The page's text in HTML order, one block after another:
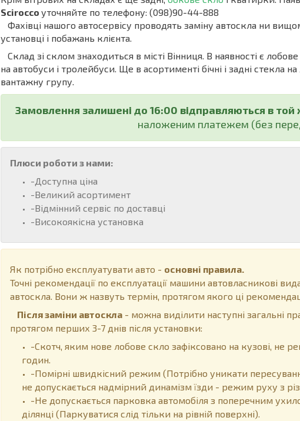
Scirocco уточняйте по телефону: (098)90-44-888
Фахівці нашого автосервісу проводять заміну автоскла ни
установці і побажань клієнта.
Склад зі склом знаходиться в місті Вінниця. В наявності є
на автобуси і тролейбуси. Ще в асортименті бічні і задні стекла
вантажну групу.
Замовлення залишені до 16:00 відправляються в той
наложеним платежем (без
Плюси роботи з нами:
-Доступна ціна
-Великий асортимент
-Відмінний сервіс по доставці
-Високоякісна установка
Як потрібно експлуатувати авто - основні правила.
Точні рекомендації по експлуатації машини автовласникові
автоскла. Вони ж назвуть термін, протягом якого ці
Після заміни автоскла - можна виділити наступні загальні
протягом перших 3-7 днів після установки:
-Скотч, яким нове лобове скло зафіксовано на кузові, не
годин.
-Помірні швидкісний режим (Потрібно уникати
не допускається надмірний динамізм їзди - режим руху з
-Не допускається парковка автомобіля з поперечним
ділянці (Паркуватися слід тільки на рівній поверхні).